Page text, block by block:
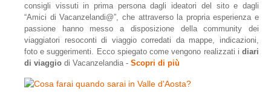
consigli vissuti in prima persona dagli ideatori del sito e dagli
“Amici di Vacanzelandi@”, che attraverso la propria esperienza e
passione hanno messo a disposizione della community dei
viaggiatori resoconti di viaggio corredati da mappe, indicazioni,
foto e suggerimenti. Ecco spiegato come vengono realizzati i diari
di viaggio di Vacanzelandia - Scopri di più